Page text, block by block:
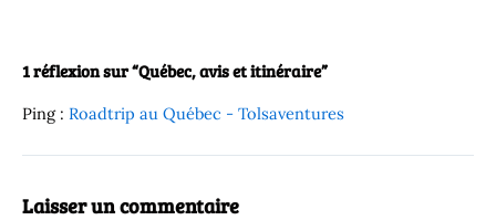
1 réflexion sur “Québec, avis et itinéraire”
Ping : Roadtrip au Québec - Tolsaventures
Laisser un commentaire